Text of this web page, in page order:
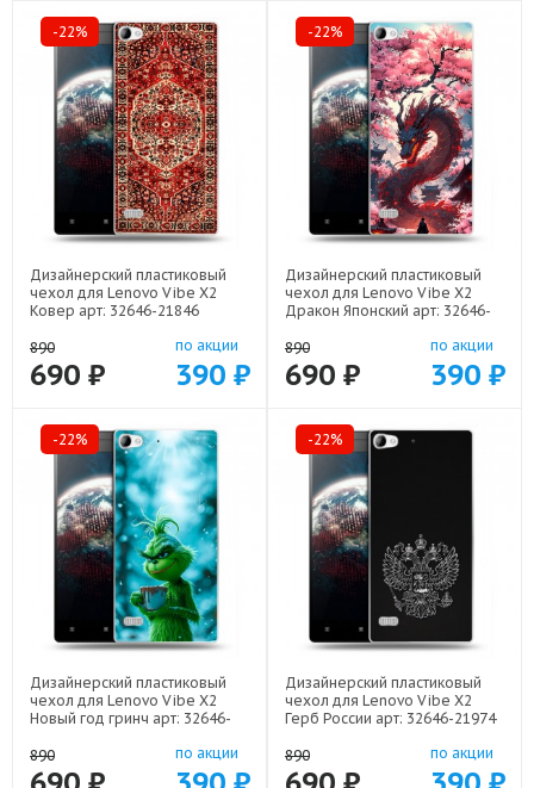
-22%
Дизайнерский пластиковый
чехол для Lenovo Vibe X2
Ковер арт: 32646-21846
890
690 ₽
по акции
390 ₽
-22%
Дизайнерский пластиковый
чехол для Lenovo Vibe X2
Дракон Японский арт: 32646-
890
690 ₽
по акции
390 ₽
-22%
Дизайнерский пластиковый
чехол для Lenovo Vibe X2
Новый год гринч арт: 32646-
890
по акции
-22%
Дизайнерский пластиковый
чехол для Lenovo Vibe X2
Герб России арт: 32646-21974
890 по акции